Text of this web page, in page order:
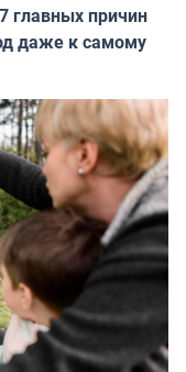
главных причин
даже к самому